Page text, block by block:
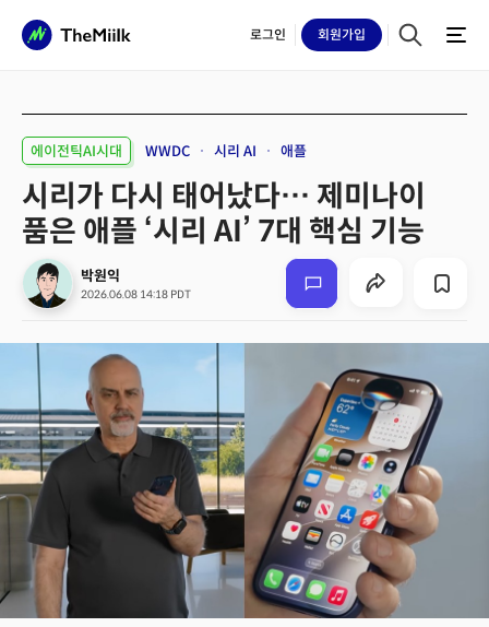
로그인 회원가입
에이전틱AI시대 WWDC 시리 AI 애플
시리가 다시 태어났다… 제미나이
품은 애플 ‘시리 AI’ 7대 핵심 기능
박원익
2026.06.08 14:18 PDT